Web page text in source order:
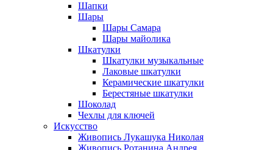
Шапки
Шары
Шары Самара
Шары майолика
Шкатулки
Шкатулки музыкальные
Лаковые шкатулки
Керамические шкатулки
Берестяные шкатулки
Шоколад
Чехлы для ключей
Искусство
Живопись Лукашука Николая
Живопись Ротанина Андрея